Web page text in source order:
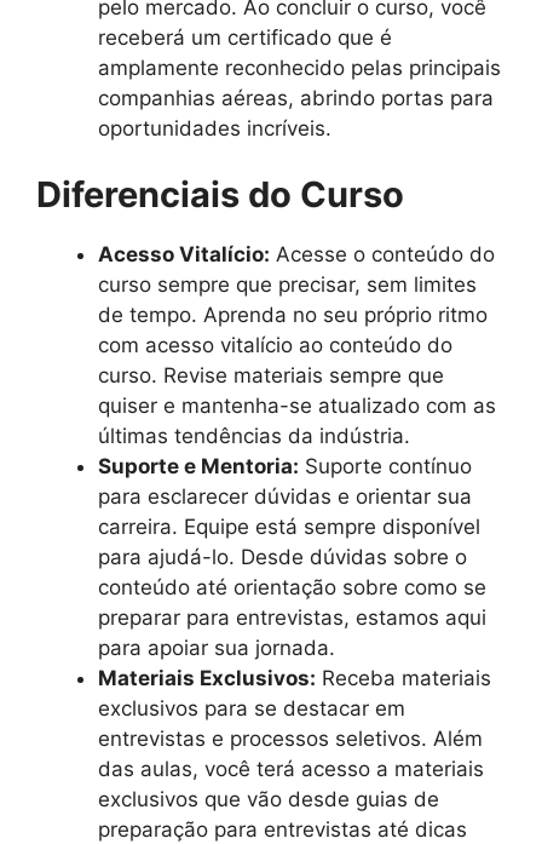
pelo mercado. Ao concluir o curso, você
receberá um certificado que é
amplamente reconhecido pelas principais
companhias aéreas, abrindo portas para
oportunidades incríveis.
Diferenciais do Curso
Acesso Vitalício: Acesse o conteúdo do
curso sempre que precisar, sem limites
de tempo. Aprenda no seu próprio ritmo
com acesso vitalício ao conteúdo do
curso. Revise materiais sempre que
quiser e mantenha-se atualizado com as
últimas tendências da indústria.
Suporte e Mentoria: Suporte contínuo
para esclarecer dúvidas e orientar sua
carreira. Equipe está sempre disponível
para ajudá-lo. Desde dúvidas sobre o
conteúdo até orientação sobre como se
preparar para entrevistas, estamos aqui
para apoiar sua jornada.
Materiais Exclusivos: Receba materiais
exclusivos para se destacar em
entrevistas e processos seletivos. Além
das aulas, você terá acesso a materiais
exclusivos que vão desde guias de
preparação para entrevistas até dicas